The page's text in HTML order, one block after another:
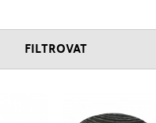
FILTROVAT